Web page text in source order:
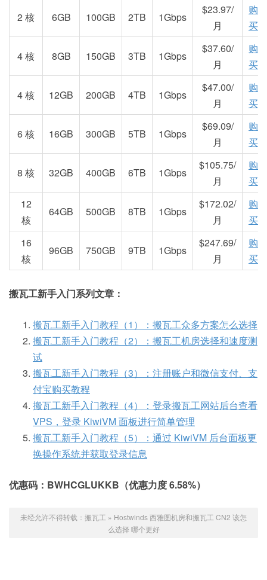
2 核 6GB 100GB 2TB 1Gbps
$23.97/
月
购
买
4 核 8GB 150GB 3TB 1Gbps
$37.60/
月
购
买
4 核 12GB 200GB 4TB 1Gbps
$47.00/
月
购
买
6 核 16GB 300GB 5TB 1Gbps
$69.09/
月
购
买
8 核 32GB 400GB 6TB 1Gbps
$105.75/
月
购
买
12
核
64GB 500GB 8TB 1Gbps
$172.02/
月
购
买
16
核
96GB 750GB 9TB 1Gbps
$247.69/
月
购
买
搬瓦工新手入门系列文章：
搬瓦工新手入门教程（1）：搬瓦工众多方案怎么选择
搬瓦工新手入门教程（2）：搬瓦工机房选择和速度测
试
搬瓦工新手入门教程（3）：注册账户和微信支付、支
付宝购买教程
搬瓦工新手入门教程（4）：登录搬瓦工网站后台查看
VPS，登录 KiwiVM 面板进行简单管理
搬瓦工新手入门教程（5）：通过 KiwiVM 后台面板更
换操作系统并获取登录信息
优惠码：BWHCGLUKKB（优惠力度 6.58%）
未经允许不得转载： 搬瓦工 » Hostwinds 西雅图机房和搬瓦工 CN2 该怎
么选择 哪个更好